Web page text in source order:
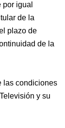
igual
de la
plazo de
de la
las condiciones
y su